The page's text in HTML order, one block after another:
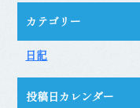
カテゴリー
日記
投稿日カレンダー